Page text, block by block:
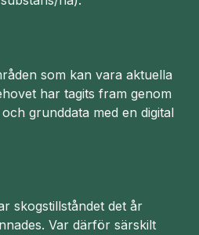
som kan vara aktuella
har tagits fram genom
grunddata med en digital
skogstillståndet det år
Var därför särskilt